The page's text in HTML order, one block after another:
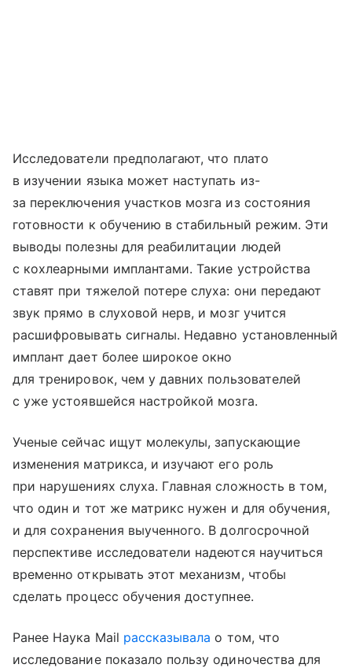
Исследователи предполагают, что плато
в изучении языка может наступать из-
за переключения участков мозга из состояния
готовности к обучению в стабильный режим. Эти
выводы полезны для реабилитации людей
с кохлеарными имплантами. Такие устройства
ставят при тяжелой потере слуха: они передают
звук прямо в слуховой нерв, и мозг учится
расшифровывать сигналы. Недавно установленный
имплант дает более широкое окно
для тренировок, чем у давних пользователей
с уже устоявшейся настройкой мозга.
Ученые сейчас ищут молекулы, запускающие
изменения матрикса, и изучают его роль
при нарушениях слуха. Главная сложность в том,
что один и тот же матрикс нужен и для обучения,
и для сохранения выученного. В долгосрочной
перспективе исследователи надеются научиться
временно открывать этот механизм, чтобы
сделать процесс обучения доступнее.
Ранее Наука Mail рассказывала о том, что
исследование показало пользу одиночества для